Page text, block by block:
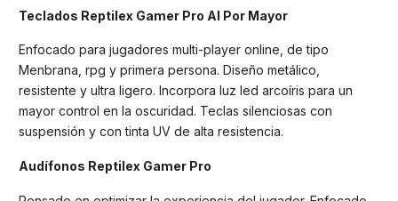
Teclados Reptilex Gamer Pro Al Por Mayor
Enfocado para jugadores multi-player online, de tipo
Menbrana, rpg y primera persona. Diseño metálico,
resistente y ultra ligero. Incorpora luz led arcoíris para un
mayor control en la oscuridad. Teclas silenciosas con
suspensión y con tinta UV de alta resistencia.
Audífonos Reptilex Gamer Pro